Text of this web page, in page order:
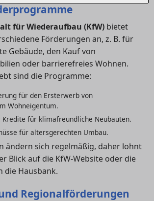
für Wiederaufbau (KfW) bietet
Förderungen an, z. B. für
Gebäude, den Kauf von
oder barrierefreies Wohnen.
sind die Programme:
für den Ersterwerb von
Wohneigentum.
Kredite für klimafreundliche Neubauten.
für altersgerechten Umbau.
ändern sich regelmäßig, daher lohnt
Blick auf die KfW-Website oder die
die Hausbank.
Regionalförderungen